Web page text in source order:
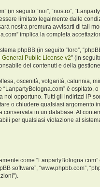
(in seguito “noi”, “nostro”,
limitato legalmente dalle
nostra premura avvisarti di tali
implica la completa
phpBB (in seguito “loro”,
General Public License v2” (in
dei contenuti e della
oscenità, volgarità, calunnia,
è
noi opportuno. Tutti gli indirizzi IP
o chiudere qualsiasi argomento
in un database. Al
per qualsiasi violazione al
come
software”, “www.phpbb.com”,